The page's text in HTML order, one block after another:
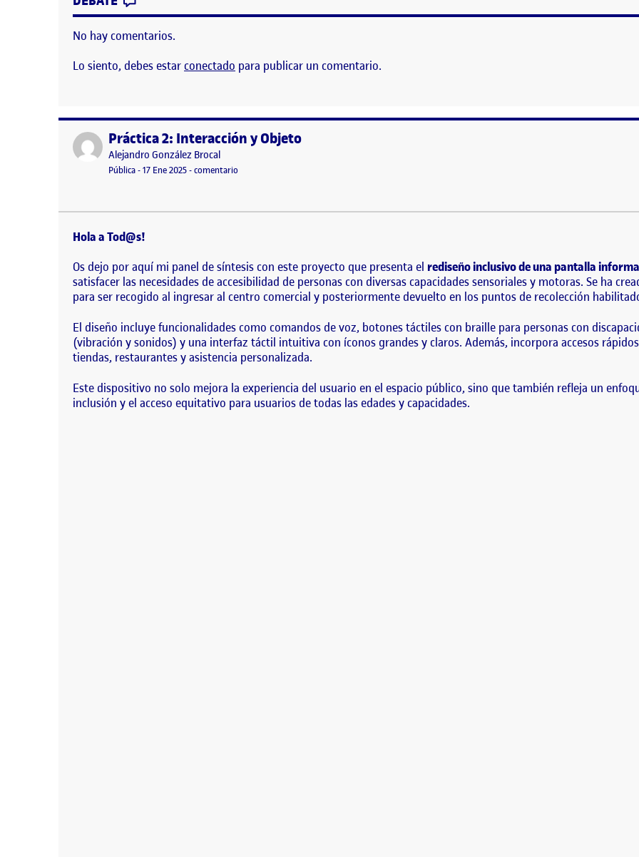
No hay comentarios.
Lo siento, debes estarconectado para publicar un comentario.
Publicado porPráctica 2: Interacción y Objeto
Publicado por
Alejandro González Brocal
Visibilidad:
Pública-Fecha de publicación
17 Ene 202517 enero, 2025 3:45 am
-comentario
Hola a Tod@s! Os dejo por aquí mi panel de síntesis con este proyecto que presenta el rediseño inclusivo de una pantalla
Hola a Tod@s!
Os dejo por aquí mi panel de síntesis con este proyecto que presenta el rediseño inclusivo de una pantalla
satisfacer las necesidades de accesibilidad de personas con diversas capacidades sensoriales y motoras. Se ha
para ser recogido al ingresar al centro comercial y posteriormente devuelto en los puntos de recolección
El diseño incluye funcionalidades como comandos de voz, botones táctiles con braille para personas con
(vibración y sonidos) y una interfaz táctil intuitiva con íconos grandes y claros. Además, incorpora accesos
tiendas, restaurantes y asistencia personalizada.
Este dispositivo no solo mejora la experiencia del usuario en el espacio público, sino que también refleja un
inclusión y el acceso equitativo para usuarios de todas las edades y capacidades.